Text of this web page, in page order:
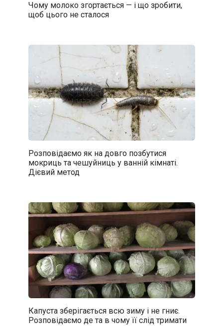
Чому молоко згортається — і що зробити,
щоб цього не сталося
Розповідаємо як на довго позбутися
мокриць та чешуйниць у ванній кімнаті.
Дієвий метод
Капуста зберігається всю зиму і не гниє.
Розповідаємо де та в чому її слід тримати